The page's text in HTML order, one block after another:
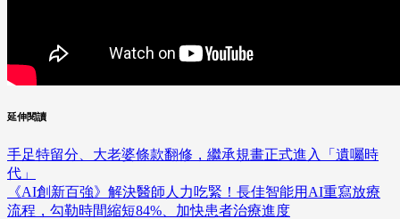
延伸閱讀
手足特留分、大老婆條款翻修，繼承規畫正式進入「遺囑時
代」
《AI創新百強》解決醫師人力吃緊！長佳智能用AI重寫放療
流程，勾勒時間縮短84%、加快患者治療進度